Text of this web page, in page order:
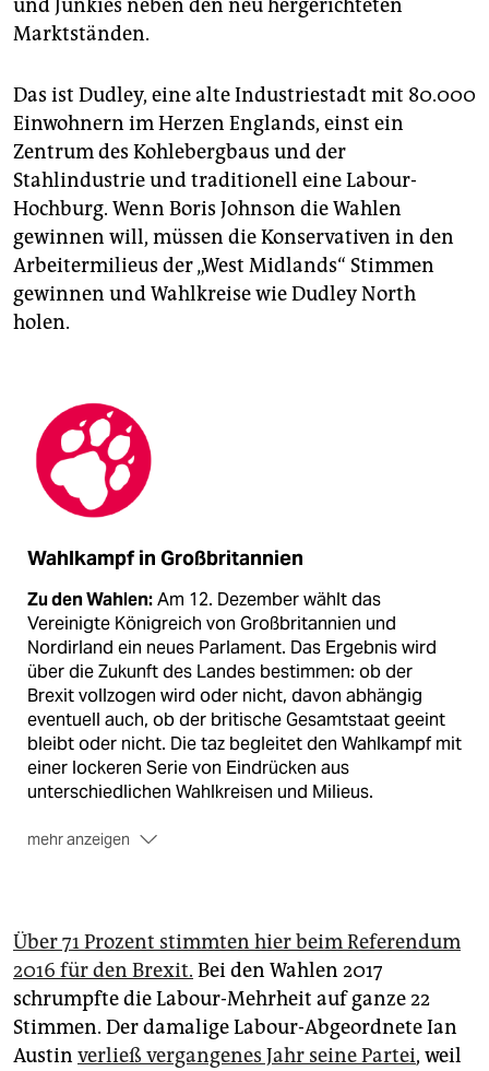
und Junkies neben den neu hergerichteten
Marktständen.
Das ist Dudley, eine alte Industriestadt mit 80.000
Einwohnern im Herzen Englands, einst ein
Zentrum des Kohlebergbaus und der
Stahlindustrie und traditionell eine Labour-
Hochburg. Wenn Boris Johnson die Wahlen
gewinnen will, müssen die Konservativen in den
Arbeitermilieus der „West Midlands“ Stimmen
gewinnen und Wahlkreise wie Dudley North
holen.
Wahlkampf in Großbritannien
Zu den Wahlen:Am 12. Dezember wählt das
Vereinigte Königreich von Großbritannien und
Nordirland ein neues Parlament. Das Ergebnis wird
über die Zukunft des Landes bestimmen: ob der
Brexit vollzogen wird oder nicht, davon abhängig
eventuell auch, ob der britische Gesamtstaat geeint
bleibt oder nicht. Die taz begleitet den Wahlkampf mit
einer lockeren Serie von Eindrücken aus
unterschiedlichen Wahlkreisen und Milieus.
mehr anzeigen
Über 71 Prozent stimmten hier beim Referendum
2016 für den Brexit. Bei den Wahlen 2017
schrumpfte die Labour-Mehrheit auf ganze 22
Stimmen. Der damalige Labour-Abgeordnete Ian
Austin verließ vergangenes Jahr seine Partei, weil